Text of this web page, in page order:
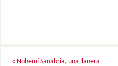
« Nohemí Sanabria, una llanera